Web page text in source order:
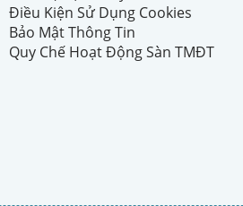
Điều Kiện Sử Dụng Cookies
Bảo Mật Thông Tin
Quy Chế Hoạt Động Sàn TMĐT